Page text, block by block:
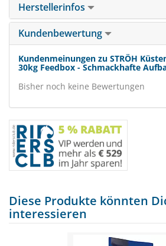
Herstellerinfos
Kundenbewertung
Kundenmeinungen zu STRÖH
30kg Feedbox - Schmackhafte
Bisher noch keine Bewertungen
Diese Produkte könnten
interessieren